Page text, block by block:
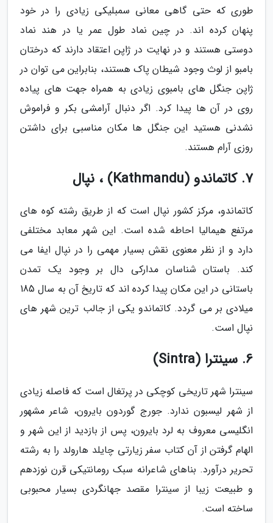
طوری که حتی گاهی معانی سمبلیکی زیادی را در خود
پنهان کرده اند. در چین نماد طول عمر یا در هند نماد
دوستی هستند و در نهایت در ژاپن اعتقاد دارند که درختان
بامبو از لوث وجود شیطان پاک هستند، بنابراین می توان در
ژاپن جنگل های بامبوی زیادی به همراه جهت های پیاده
روی در آن ها پیدا کرد. اگر دنبال آرامشی بکر و فراموش
نشدنی هستید این جنگل ها مکان مناسبی برای داشتن
روزی آرام هستند.
7. کاتماندو (Kathmandu) ، نپال
کاتماندو، مرکز کشور نپال است که از طریق رشته کوه های
مرتفع هیمالیا احاطه شده است. این شهر معابد مختلفی
دارد و از نظر معنوی نقش بسیار مهمی را در نپال ایفا می
کند. باستان شناسان مدارکی دال بر وجود یک تمدن
باستانی در این مکان پیدا کرده اند که تاریخ آن به سال 185
میلادی بر می گردد. کاتماندو یکی از جالب ترین شهر های
نپال است.
6. سینترا (Sintra)
سینترا شهر تاریخی کوچکی در پرتغال است که فاصله زیادی
از شهر لیسبون ندارد. جورج گوردون بایرون، شاعر مشهور
انگلیسی معروف به لرد بایرون، پس از بازدید از این شهر و
الهام گرفتن از آن کتاب سفر زیارتی چایلد هارولد را به رشته
تحریر درآورد. بناهای شاعرانه سبک رومانتیکی قرن نوزدهم
و طبیعت زیبا از سینترا مقصد جهانگردی بسیار محبوبی
ساخته است.